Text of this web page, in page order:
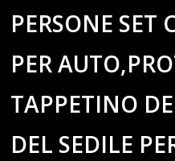
PERSONE SET
PER
TAPPETINO
DEL SEDILE